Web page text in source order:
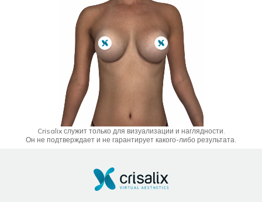
Crisalix служит только для визуализации и наглядности.
Он не подтверждает и не гарантирует какого-либо результата.